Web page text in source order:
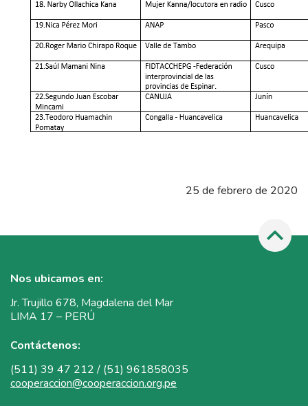
25 de febrero de 2020
Nos ubicamos en:
Jr. Trujillo 678, Magdalena del Mar
LIMA 17 – PERÚ
Contáctenos:
(511) 39 47 212 / (51) 961858035
cooperaccion@cooperaccion.org.pe